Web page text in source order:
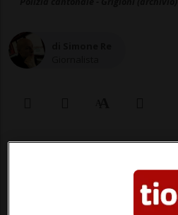
BONDO - Una scalatrice